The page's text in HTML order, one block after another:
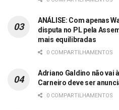
ANÁLISE: Com apenas
disputa no PL pela
mais equilibradas
0 COMPARTILHAMENTOS
Adriano Galdino não vai
Carneiro deve ser
0 COMPARTILHAMENTOS